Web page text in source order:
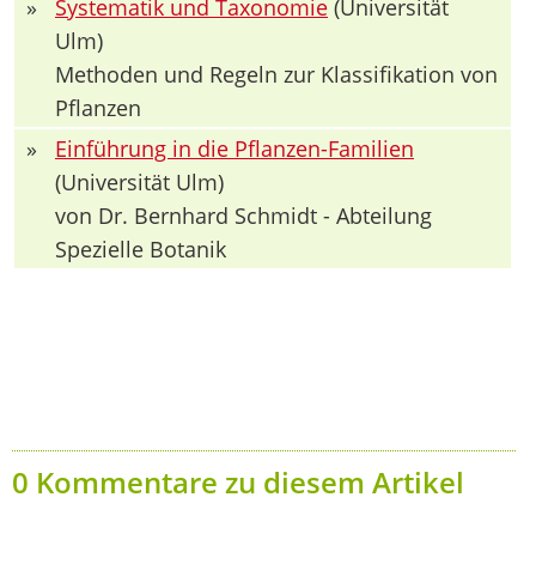
»
Systematik und Taxonomie (Universität
Ulm)
Methoden und Regeln zur Klassifikation von
Pflanzen
»
Einführung in die Pflanzen-Familien
(Universität Ulm)
von Dr. Bernhard Schmidt - Abteilung
Spezielle Botanik
0 Kommentare zu diesem Artikel